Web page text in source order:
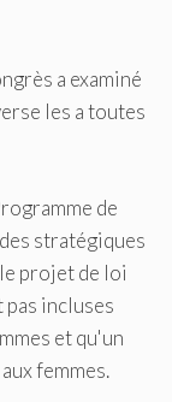
a examiné
les a toutes
de
stratégiques
projet de loi
incluses
et qu'un
femmes.